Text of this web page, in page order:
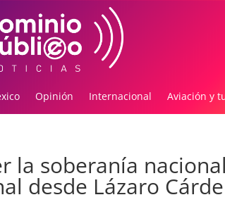
Opinión Internacional Aviación y
la soberanía
desde Lázaro